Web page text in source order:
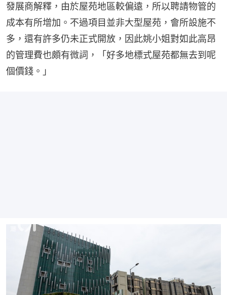
發展商解釋，由於屋苑地區較偏遠，所以聘請物管的
成本有所增加。不過項目並非大型屋苑，會所設施不
多，還有許多仍未正式開放，因此姚小姐對如此高昂
的管理費也頗有微詞，「好多地標式屋苑都無去到呢
個價錢。」